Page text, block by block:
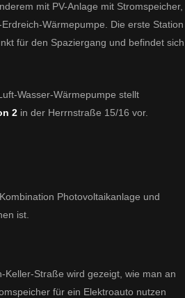
mit PV-Anlage mit Stromspeicher,
Wärmepumpe. Die erste Station
für den Spaziergang und befindet sich
Wasser-Wärmepumpe stellt
2 in der Herrnstraße 15/16 vor.
Photovoltaikanlage und
ist.
Keller-Straße wird gezeigt, wie man an
für ein Elektroauto nutzen